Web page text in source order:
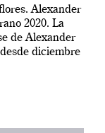
Alexander
2020. La
de Alexander
diciembre
[…]